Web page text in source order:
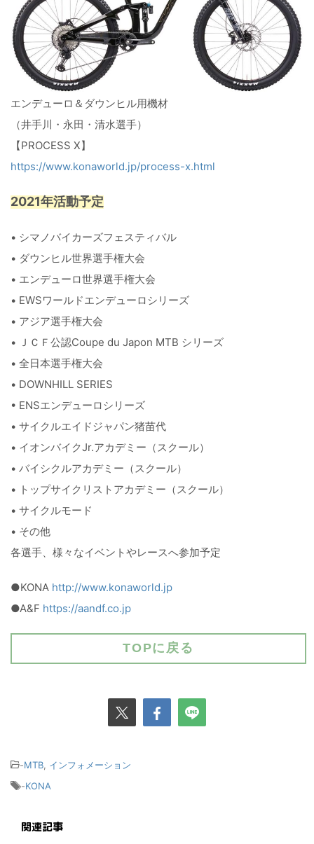
エンデューロ＆ダウンヒル用機材
（井手川・永田・清水選手）
【PROCESS X】
https://www.konaworld.jp/process-x.html
2021年活動予定
• シマノバイカーズフェスティバル
• ダウンヒル世界選手権大会
• エンデューロ世界選手権大会
• EWSワールドエンデューロシリーズ
• アジア選手権大会
• ＪＣＦ公認Coupe du Japon MTB シリーズ
• 全日本選手権大会
• DOWNHILL SERIES
• ENSエンデューロシリーズ
• サイクルエイドジャパン猪苗代
• イオンバイクJr.アカデミー（スクール）
• バイシクルアカデミー（スクール）
• トップサイクリストアカデミー（スクール）
• サイクルモード
• その他
各選手、様々なイベントやレースへ参加予定
●KONA http://www.konaworld.jp
●A&F https://aandf.co.jp
TOPに戻る
-MTB インフォメーション
-KONA
関連記事